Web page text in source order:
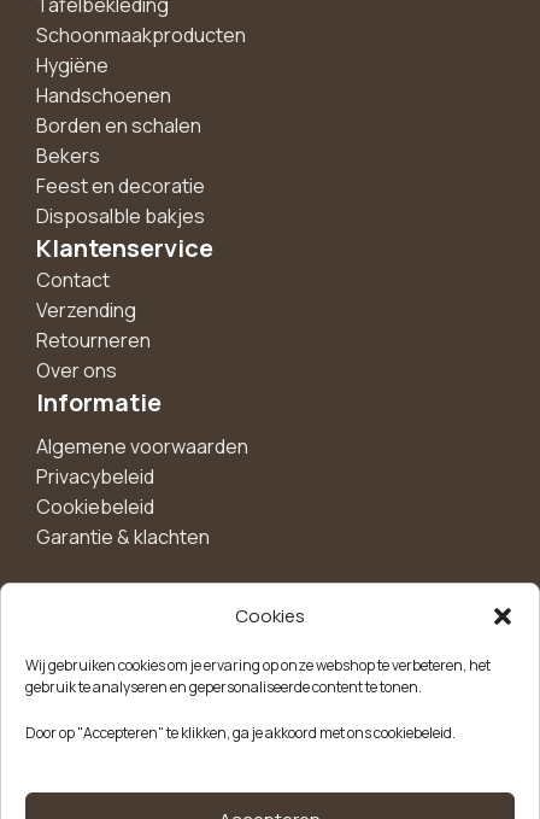
Cookies
Wij gebruiken cookies om je ervaring op onze webshop te verbeteren, het
gebruik te analyseren en gepersonaliseerde content te tonen.
Door op "Accepteren" te klikken, ga je akkoord met ons cookiebeleid.
Schoonmaakproducten
Hygiëne
Handschoenen
Borden en schalen
Bekers
Feest en decoratie
Disposalble bakjes
Klantenservice
Contact
Verzending
Retourneren
Over ons
Informatie
Algemene voorwaarden
Privacybeleid
Cookiebeleid
Garantie & klachten
korting!
aanbiedingen, nieuwe producten en handige tips.